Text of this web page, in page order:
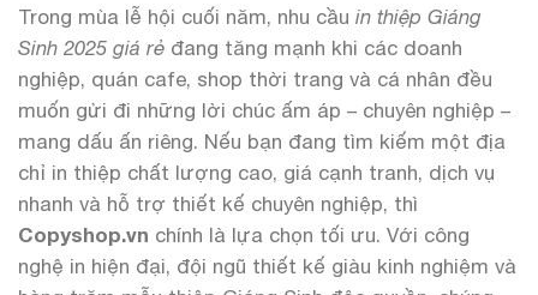
Trong mùa lễ hội cuối năm, nhu cầu in thiệp Giáng
Sinh 2025 giá rẻ đang tăng mạnh khi các doanh
nghiệp, quán cafe, shop thời trang và cá nhân đều
muốn gửi đi những lời chúc ấm áp – chuyên nghiệp –
mang dấu ấn riêng. Nếu bạn đang tìm kiếm một địa
chỉ in thiệp chất lượng cao, giá cạnh tranh, dịch vụ
nhanh và hỗ trợ thiết kế chuyên nghiệp, thì
Copyshop.vn chính là lựa chọn tối ưu. Với công
nghệ in hiện đại, đội ngũ thiết kế giàu kinh nghiệm và